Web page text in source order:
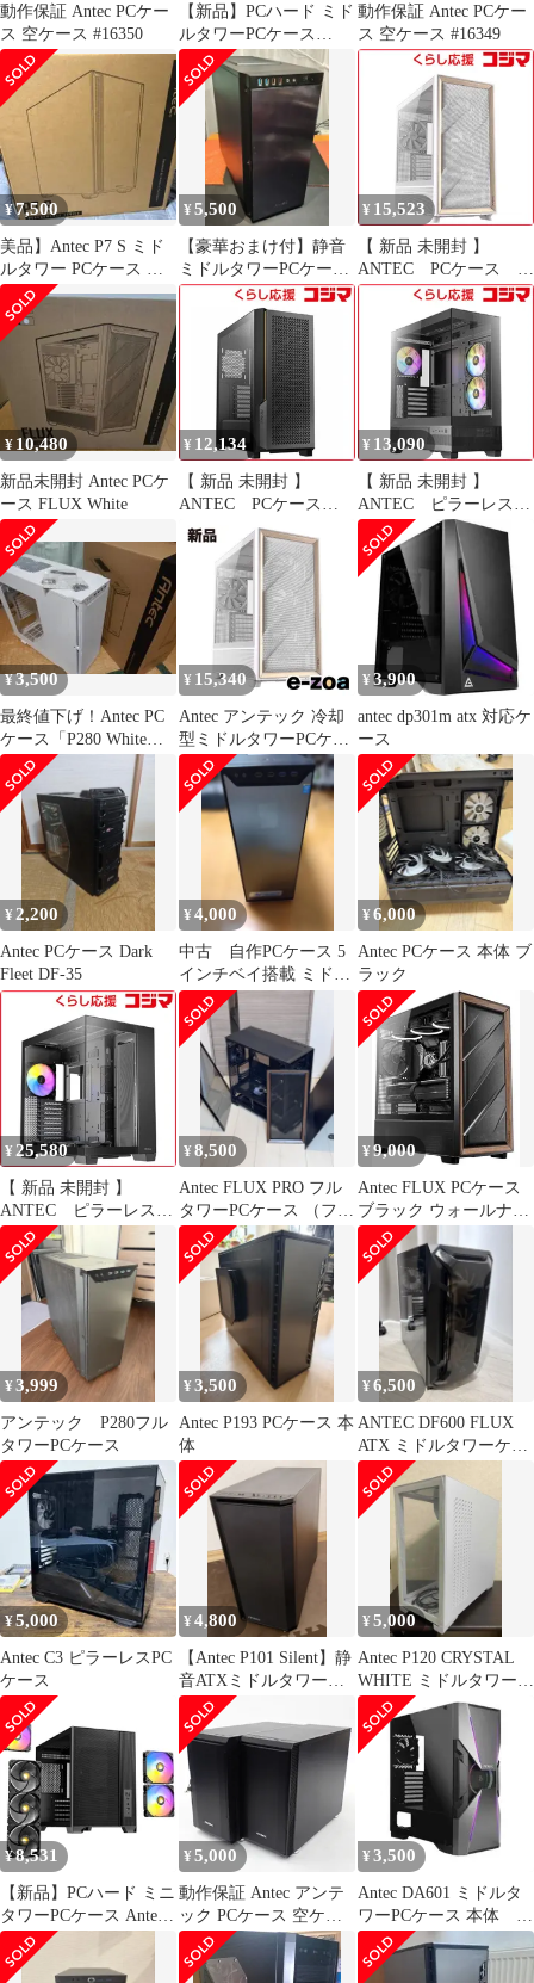
動作保証 Antec PCケー
ス 空ケース #16350
【新品】PCハード ミド
ルタワーPCケース
Antec P10C
動作保証 Antec PCケー
ス 空ケース #16349
¥7,500
美品】Antec P7 S ミド
ルタワー PCケース 静
音・高冷却モデル
¥5,500
【豪華おまけ付】静音
ミドルタワーPCケース
Antec P100
¥ 15,523
【 新品 未開封 】
ANTEC PCケース
FLUX White 未使用 送
¥ 10,480
新品未開封 Antec PCケ
ース FLUX White
¥ 12,134
【 新品 未開封 】
ANTEC PCケース
［ATX /Micro ATX
/Extended ATX /Mini-
ITX］ブラック P20C
未使用 送料無料
¥ 13,090
【 新品 未開封 】
ANTEC ピラーレスPC
ケース CX700 ARGB
未使用 送料無料
¥3,500
最終値下げ！Antec PC
ケース「P280 White
Window」中古品！
¥ 15,340
Antec アンテック 冷却
型ミドルタワーPCケー
ス ホワイト FLUX
WHITE (2623708)
¥ 3,900
antec dp301m atx 対応ケ
ース
¥2,200
Antec PCケース Dark
Fleet DF-35
¥4,000
中古 自作PCケース 5
インチベイ搭載 ミドル
タワー Antec P280
¥6,000
Antec PCケース 本体 ブ
ラック
¥ 25,580
【 新品 未開封 】
ANTEC ピラーレスPC
ケース C8ARGB 未使
用 送料無料
¥8,500
Antec FLUX PRO フル
タワーPCケース （ファ
ン5基搭載）
¥9,000
Antec FLUX PCケース
ブラック ウォールナッ
ト ミドルタワー
¥3,999
アンテック P280フル
タワーPCケース
¥3,500
Antec P193 PCケース 本
体
¥6,500
ANTEC DF600 FLUX
ATX ミドルタワーケー
ス ARGBファン
¥5,000
Antec C3 ピラーレスPC
ケース
¥4,800
【Antec P101 Silent】静
音ATXミドルタワーケ
ース ブラック
¥5,000
Antec P120 CRYSTAL
WHITE ミドルタワー型
ケース
¥8,531
【新品】PCハード ミニ
タワーPCケース Antec
FLUX M (ブラック)
[FLUX M]
¥5,000
動作保証 Antec アンテ
ック PCケース 空ケー
ス 2台まとめセット
#16367
¥ 3,500
Antec DA601 ミドルタ
ワーPCケース 本体
darkFlash ファン